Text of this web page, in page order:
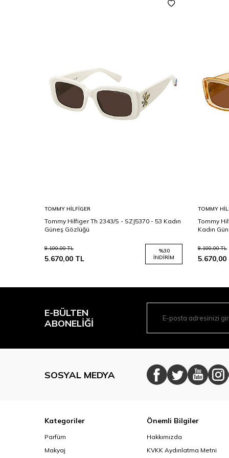
TOMMY HILFIGER
Tommy Hilfiger Th 2343/S - SZJ5370 - 53 Kadın
Güneş Gözlüğü
8.100,00TL
5.670,00 TL
%30
İNDIRIM
TOMMY
Tommy
Kadın
8.100,00TL
5.670,00
E-BÜLTEN
ABONELIĞI
SOSYAL MEDYA
Kategoriler
Parfüm
Makyaj
Önemli Bilgiler
Hakkımızda
KVKK Aydınlatma Metni